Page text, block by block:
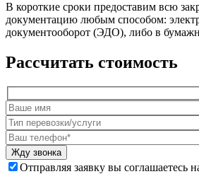
В короткие сроки предоставим всю
документацию любым способом:
документооборот (ЭДО), либо в
Рассчитать стоимость
Отправляя заявку вы соглашаетесь